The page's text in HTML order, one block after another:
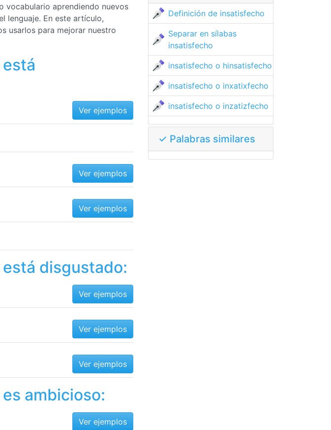
vocabulario aprendiendo nuevos
lenguaje. En este artículo,
usarlos para mejorar nuestro
Ver ejemplos
Ver ejemplos
Ver ejemplos
está disgustado:
Ver ejemplos
Ver ejemplos
Ver ejemplos
ambicioso:
Ver ejemplos
Definición de insatisfecho
Separar en sílabas
insatisfecho
insatisfecho o hinsatisfecho
insatisfecho o inxatixfecho
insatisfecho o inzatizfecho
✓ Palabras similares